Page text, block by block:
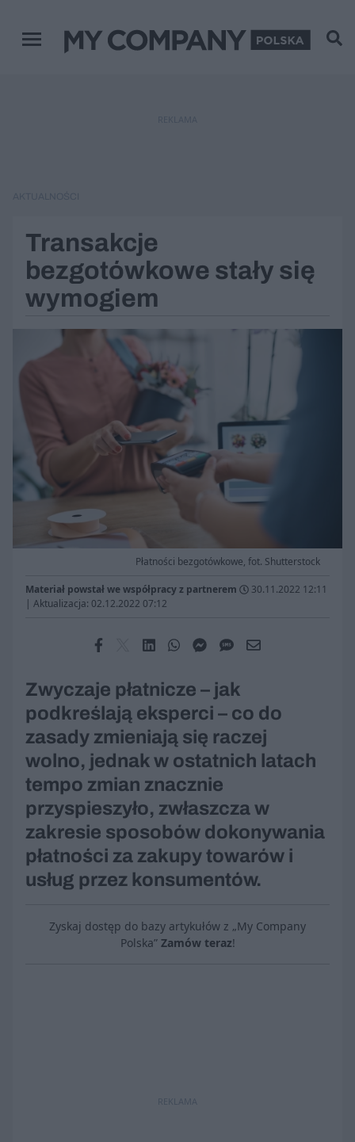
Menu główne
Transakcje
bezgotówkowe stały się
wymogiem
Płatności bezgotówkowe, fot. Shutterstock
Materiał powstał we współpracy z partnerem
30.11.2022 12:11
| Aktualizacja: 02.12.2022 07:12
Zwyczaje płatnicze – jak
podkreślają eksperci – co do
zasady zmieniają się raczej
wolno, jednak w ostatnich latach
tempo zmian znacznie
przyspieszyło, zwłaszcza w
zakresie sposobów dokonywania
płatności za zakupy towarów i
usług przez konsumentów.
Zyskaj dostęp do bazy artykułów z „My Company
Polska” Zamów teraz!
REKLAMA